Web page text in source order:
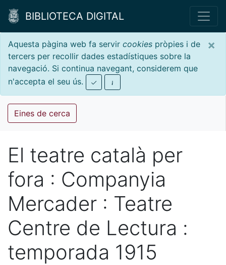
BIBLIOTECA DIGITAL
×
Aquesta pàgina web fa servir cookies pròpies i de
tercers per recollir dades estadístiques sobre la
navegació. Si continua navegant, considerem que
n'accepta el seu ús.
Eines de cerca
El teatre català per
fora : Companyia
Mercader : Teatre
Centre de Lectura :
temporada 1915